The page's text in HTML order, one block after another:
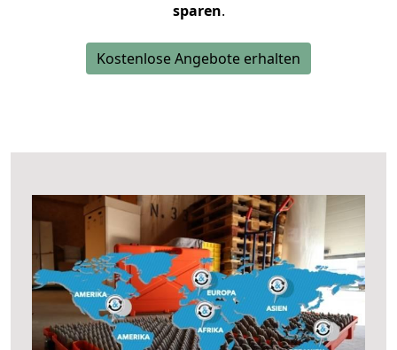
sparen.
Kostenlose Angebote erhalten